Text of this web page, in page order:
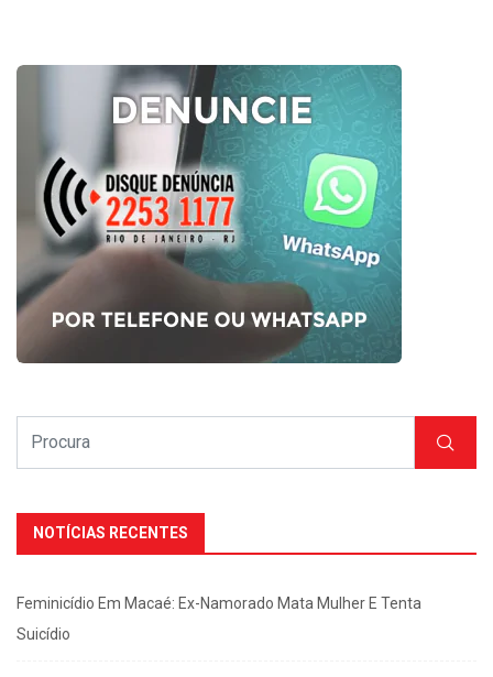
NOTÍCIAS RECENTES
Feminicídio Em Macaé: Ex-Namorado Mata Mulher E Tenta
Suicídio